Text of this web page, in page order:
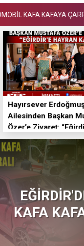
KAFA KAFAYA
Hayırsever
Ailesinden Başkan
Özer’e Ziyaret:
Hayran Kaldık”